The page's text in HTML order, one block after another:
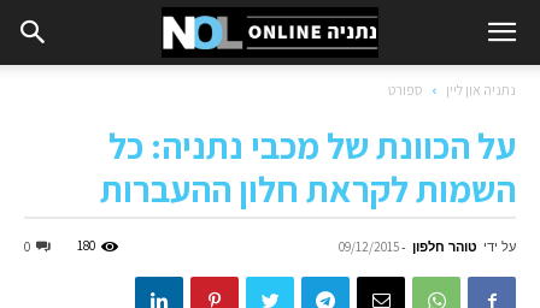
נתניה און ליין ספורט
על הכוונת של מכבי נתניה: כל
השמות לקראת חלון ההעברות
על ידי טוהר חלפון -
09/12/2015
0 180